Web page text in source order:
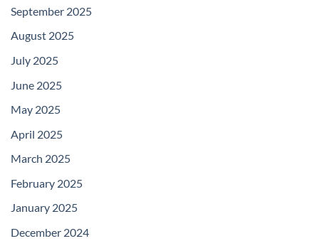
September 2025
August 2025
July 2025
June 2025
May 2025
April 2025
March 2025
February 2025
January 2025
December 2024